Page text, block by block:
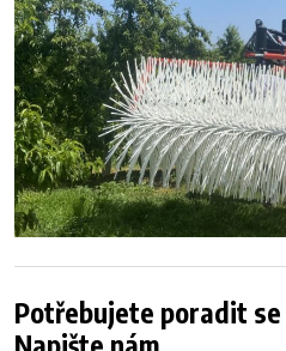
Potřebujete poradit